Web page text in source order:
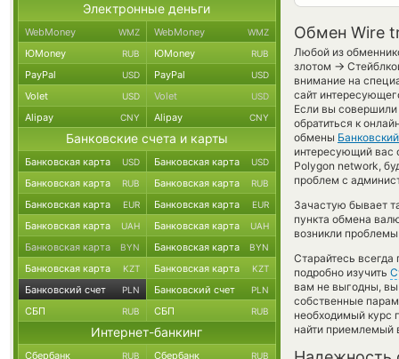
Обмен Wire
Любой из
злотом →
внимание на
сайт
Если вы совершили
обратиться к
обмены
интересующий вас
Polygon network,
проблем с
Зачастую бывает
пункта обмена
возникли
Старайтесь
подробно изучить
вам не выгодны,
собственные
необходимый курс
найти приемлемый
Электронные деньги
WebMoney WMZ WebMoney WMZ
ЮMoney RUB ЮMoney RUB
PayPal USD PayPal USD
Volet USD Volet USD
Alipay CNY Alipay CNY
Банковские счета и карты
Банковская карта USD Банковская карта USD
Банковская карта RUB Банковская карта RUB
Банковская карта EUR Банковская карта EUR
Банковская карта UAH Банковская карта UAH
Банковская карта BYN Банковская карта BYN
Банковская карта KZT Банковская карта KZT
Банковский счет PLN Банковский счет PLN
СБП RUB СБП RUB
Интернет-банкинг
Сбербанк RUB Сбербанк RUB